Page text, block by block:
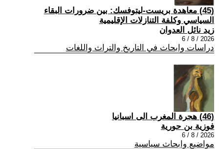
(45) معاهدة بريست-ليتوفسك: بين ضرورات البقاء
السياسي وكلفة التنازلات الإقليمية
زيد نائل العدوان
2026 / 8 / 6
دراسات وابحاث في التاريخ والتراث واللغات
(46) هجرة المغرب الى اسبانيا
فوزية بن حورية
2026 / 8 / 6
مواضيع وابحاث سياسية